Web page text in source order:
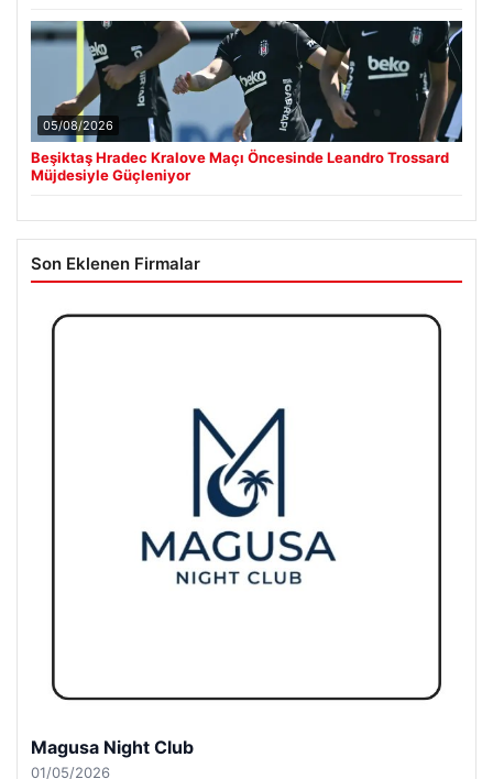
05/08/2026
Beşiktaş Hradec Kralove Maçı Öncesinde Leandro Trossard
Müjdesiyle Güçleniyor
Son Eklenen Firmalar
Magusa Night Club
01/05/2026